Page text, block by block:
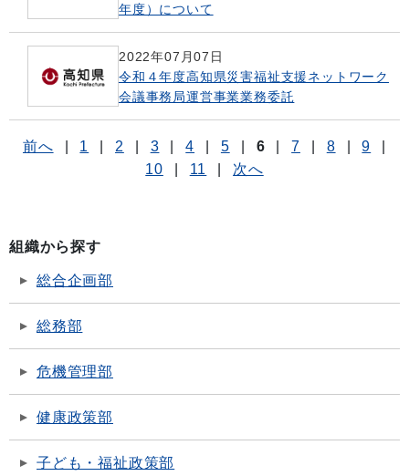
年度）について
2022年07月07日
令和４年度高知県災害福祉支援ネットワーク
会議事務局運営事業業務委託
前へ 1 2 3 4 5 6 7 8 9
10
11 次へ
組織から探す
総合企画部
総務部
危機管理部
健康政策部
子ども・福祉政策部